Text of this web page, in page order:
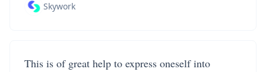
Skywork
This is of great help to express oneself into